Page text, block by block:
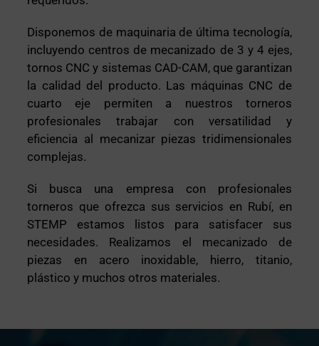
Disponemos de maquinaria de última tecnología,
incluyendo centros de mecanizado de 3 y 4 ejes,
tornos CNC y sistemas CAD-CAM, que garantizan
la calidad del producto. Las máquinas CNC de
cuarto eje permiten a nuestros torneros
profesionales trabajar con versatilidad y
eficiencia al mecanizar piezas tridimensionales
complejas.
Si busca una empresa con profesionales
torneros que ofrezca sus servicios en Rubí, en
STEMP estamos listos para satisfacer sus
necesidades. Realizamos el mecanizado de
piezas en acero inoxidable, hierro, titanio,
plástico y muchos otros materiales.